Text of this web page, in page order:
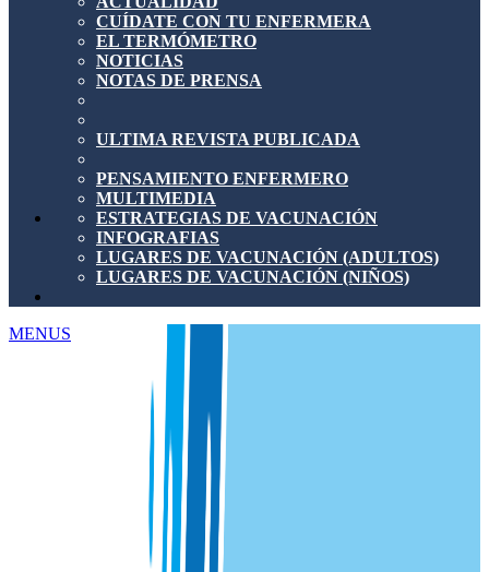
CUÍDATE CON TU ENFERMERA
EL TERMÓMETRO
NOTICIAS
NOTAS DE PRENSA
ULTIMA REVISTA PUBLICADA
PENSAMIENTO ENFERMERO
MULTIMEDIA
ESTRATEGIAS DE VACUNACIÓN
INFOGRAFIAS
LUGARES DE VACUNACIÓN (ADULTOS)
LUGARES DE VACUNACIÓN (NIÑOS)
MENUS